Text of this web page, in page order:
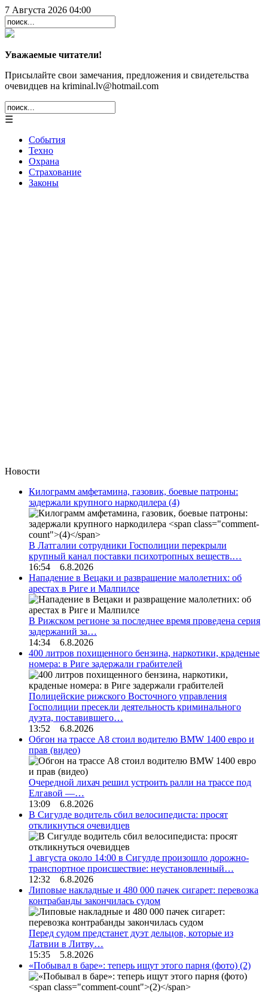
7 Августа 2026 04:00
Уважаемые читатели!
Присылайте свои замечания, предложения и свидетельства
очевидцев на kriminal.lv@hotmail.com
☰
События
Техно
Охрана
Страхование
Законы
Новости
Килограмм амфетамина, газовик, боевые патроны:
задержали крупного наркодилера (4)
В Латгалии сотрудники Госполиции перекрыли
крупный канал поставки психотропных веществ.…
16:54 6.8.2026
Нападение в Вецаки и развращение малолетних: об
арестах в Риге и Малпилсе
В Рижском регионе за последнее время проведена серия
задержаний за…
14:34 6.8.2026
400 литров похищенного бензина, наркотики, краденые
номера: в Риге задержали грабителей
Полицейские рижского Восточного управления
Госполиции пресекли деятельность криминального
дуэта, поставившего…
13:52 6.8.2026
Обгон на трассе А8 стоил водителю BMW 1400 евро и
прав (видео)
Очередной лихач решил устроить ралли на трассе под
Елгавой —…
13:09 6.8.2026
В Сигулде водитель сбил велосипедиста: просят
откликнуться очевидцев
1 августа около 14:00 в Сигулде произошло дорожно-
транспортное происшествие: неустановленный…
12:32 6.8.2026
Липовые накладные и 480 000 пачек сигарет: перевозка
контрабанды закончилась судом
Перед судом предстанет дуэт дельцов, которые из
Латвии в Литву…
15:35 5.8.2026
«Побывал в баре»: теперь ищут этого парня (фото) (2)